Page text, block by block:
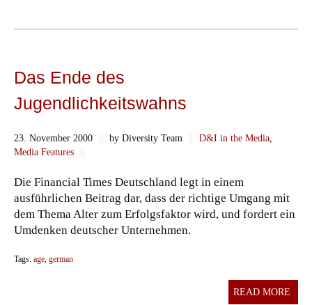
Das Ende des
Jugendlichkeitswahns
23. November 2000 || by Diversity Team || D&I in the Media,
Media Features
||
Die Financial Times Deutschland legt in einem
ausführlichen Beitrag dar, dass der richtige Umgang mit
dem Thema Alter zum Erfolgsfaktor wird, und fordert ein
Umdenken deutscher Unternehmen.
Tags: age, german
READ MORE